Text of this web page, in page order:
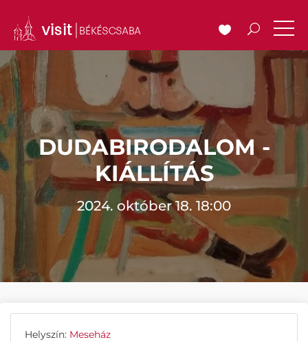
DUDABIRODALOM -
KIÁLLÍTÁS
2024. október 18. 18:00
Helyszín: Meseház